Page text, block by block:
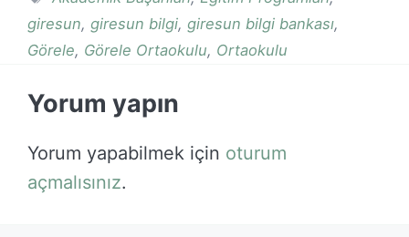
giresun, giresun bilgi, giresun bilgi bankası,
Görele, Görele Ortaokulu, Ortaokulu
Yorum yapın
Yorum yapabilmek için oturum
açmalısınız.